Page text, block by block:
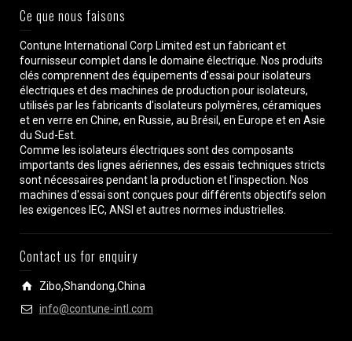
Ce que nous faisons
Contune International Corp Limited est un fabricant et
fournisseur complet dans le domaine électrique. Nos produits
clés comprennent des équipements d'essai pour isolateurs
électriques et des machines de production pour isolateurs,
utilisés par les fabricants d'isolateurs polymères, céramiques
et en verre en Chine, en Russie, au Brésil, en Europe et en Asie
du Sud-Est.
Comme les isolateurs électriques sont des composants
importants des lignes aériennes, des essais techniques stricts
sont nécessaires pendant la production et l'inspection. Nos
machines d'essai sont conçues pour différents objectifs selon
les exigences IEC, ANSI et autres normes industrielles.
Contact us for enquiry
Zibo,Shandong,China
info@contune-intl.com